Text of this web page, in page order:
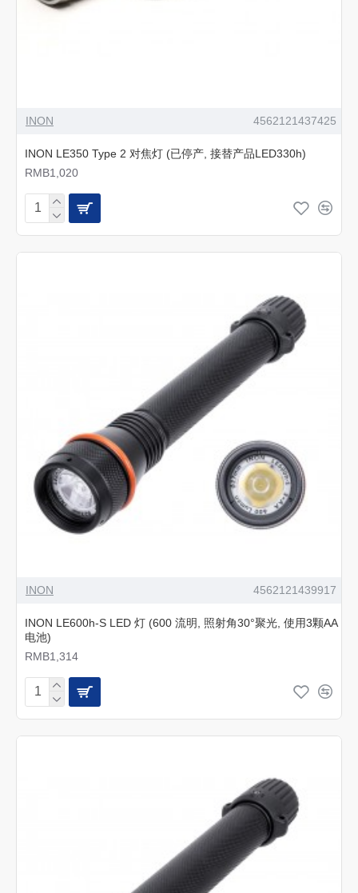
INON 4562121437425
INON LE350 Type 2 对焦灯 (已停产, 接替产品LED330h)
RMB1,020
INON 4562121439917
INON LE600h-S LED 灯 (600 流明, 照射角30°聚光, 使用3颗AA
电池)
RMB1,314